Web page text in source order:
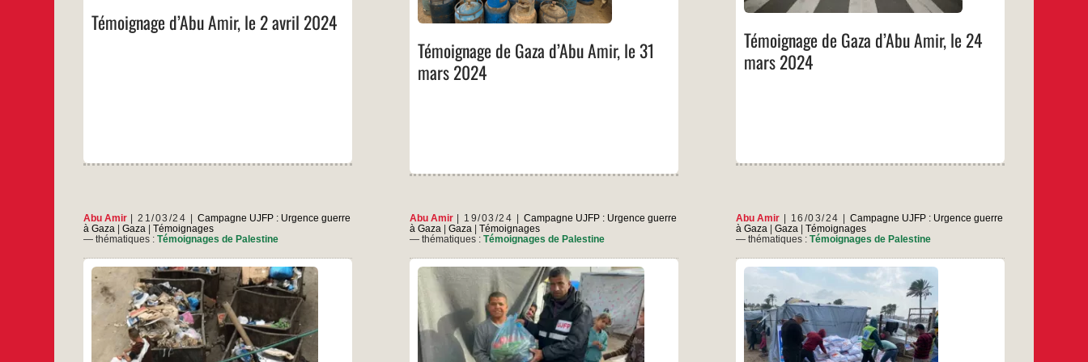
Témoignage d’Abu Amir, le 2 avril 2024
2
avril
Témoignage de Gaza d’Abu Amir, le 31
mars 2024
d’Abu
Amir,
31
mars
Témoignage de Gaza d’Abu Amir, le 24
mars 2024
Amir,
24
mars
2024
Abu Amir 21/03/24
Campagne UJFP : Urgence guerre
à Gaza
Gaza
Témoignages
— thématiques : Témoignages de Palestine
(Envoyé le 21 mars par Whatsapp) Mardi 19
mars. Depuis le 7 octobre, l’occupant israélien
poursuit sa guerre d’anéantissement contre la
bande de Gaza. Cette guerre devient plus
féroce de jour en jour. Les massacres perpétrés
au cours des dernières 48 heures ont fait des
Abu Amir 19/03/24
Campagne UJFP : Urgence guerre
à Gaza
Gaza
Témoignages
— thématiques : Témoignages de Palestine
Informations sur la situation dans la bande de
Gaza La crise humanitaire s’aggrave de jour en
jour en raison de l’escalade des attaques de
l’occupant contre la bande de Gaza, qui fait face
à la guerre la plus féroce depuis la Nakba de
1948. Les attaques incessantes contre la bande
Abu Amir 16/03/24
Campagne UJFP : Urgence guerre
à Gaza |Gaza
Témoignages
— thématiques :Témoignages de Palestine
Par Whatsapp Le travail de l’équipe de l’UJFP
L’équipe de l’UJFP à Gaza continue de travailler
pour soulager les agriculteurs pendant le mois
de Ramadan en fournissant des repas aux
familles d’agriculteurs qui jeûnent dans le camp
pendant le Ramadan. L’équipe travaille